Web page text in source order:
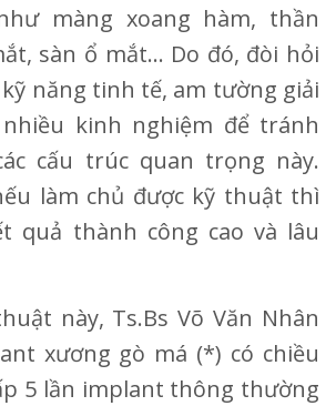
màng xoang hàm, thần
sàn ổ mắt... Do đó, đòi hỏi
kỹ năng tinh tế, am tường giải
kinh nghiệm để tránh
cấu trúc quan trọng này.
làm chủ được kỹ thuật thì
quả thành công cao và lâu
này, Ts.Bs Võ Văn Nhân
xương gò má (*) có chiều
5 lần implant thông thường